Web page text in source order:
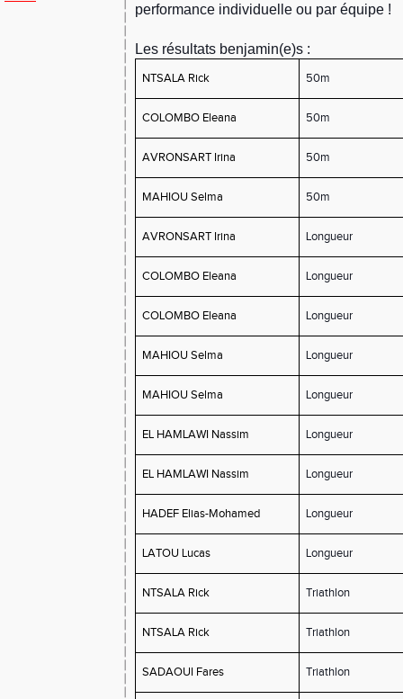
performance individuelle ou par équipe !
Les résultats benjamin(e)s :
NTSALA Rick 50m
COLOMBO Eleana 50m
AVRONSART Irina 50m
MAHIOU Selma 50m
AVRONSART Irina Longueur
COLOMBO Eleana Longueur
COLOMBO Eleana Longueur
MAHIOU Selma Longueur
MAHIOU Selma Longueur
EL HAMLAWI Nassim Longueur
EL HAMLAWI Nassim Longueur
HADEF Elias-Mohamed Longueur
LATOU Lucas Longueur
NTSALA Rick Triathlon
NTSALA Rick Triathlon
SADAOUI Fares Triathlon